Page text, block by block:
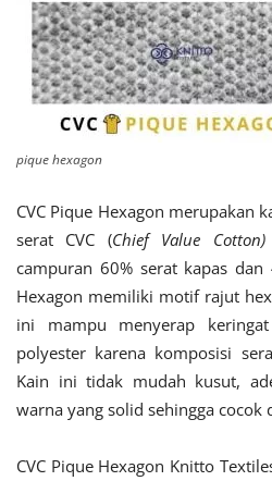
pique hexagon
CVC Pique Hexagon merupakan
serat CVC (Chief Value Cotton)
campuran 60% serat kapas dan
Hexagon memiliki motif rajut
ini mampu menyerap
polyester karena komposisi
Kain ini tidak mudah kusut,
warna yang solid sehingga cocok
CVC Pique Hexagon Knitto